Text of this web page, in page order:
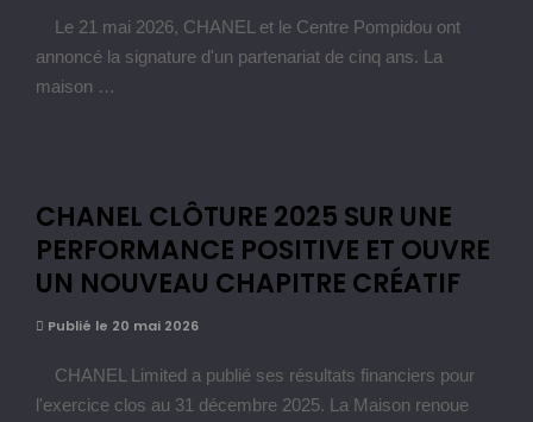
Le 21 mai 2026, CHANEL et le Centre Pompidou ont
annoncé la signature d'un partenariat de cinq ans. La
maison …
CHANEL CLÔTURE 2025 SUR UNE
PERFORMANCE POSITIVE ET OUVRE
UN NOUVEAU CHAPITRE CRÉATIF
Publié le 20 mai 2026
CHANEL Limited a publié ses résultats financiers pour
l'exercice clos au 31 décembre 2025. La Maison renoue